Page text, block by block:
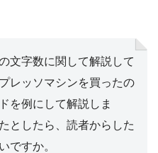
文字数に関して解説して
レッソマシンを買ったの
を例にして解説しま
としたら、読者からした
ですか。